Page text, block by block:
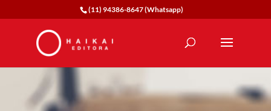
(11) 94386-8647 (Whatsapp)